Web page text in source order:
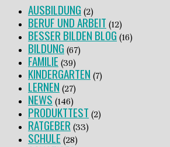
AUSBILDUNG (2)
BERUF UND ARBEIT (12)
BESSER BILDEN BLOG (16)
BILDUNG (67)
FAMILIE (39)
KINDERGARTEN (7)
LERNEN (27)
NEWS (146)
PRODUKTTEST (2)
RATGEBER (33)
SCHULE (28)